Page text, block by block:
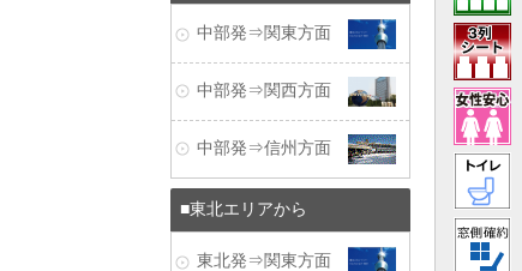
中部発⇒関東方面
中部発⇒関西方面
中部発⇒信州方面
東北エリアから
東北発⇒関東方面